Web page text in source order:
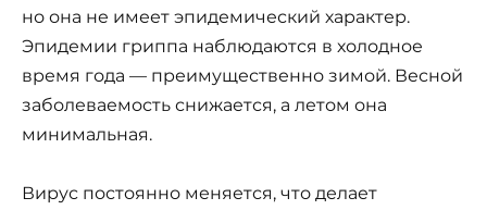
но она не имеет эпидемический характер.
Эпидемии гриппа наблюдаются в холодное
время года — преимущественно зимой. Весной
заболеваемость снижается, а летом она
минимальная.
Вирус постоянно меняется, что делает